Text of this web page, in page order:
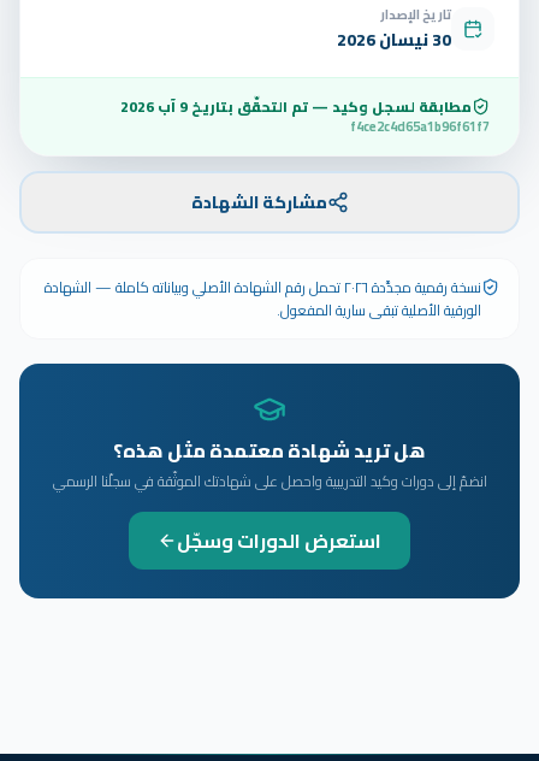
تاريخ الإصدار
30 نيسان 2026
مطابقة لسجل وكيد — تم التحقّق بتاريخ9 آب 2026
f4ce2c4d65a1b96f61f7
مشاركة الشهادة
نسخة رقمية مجدَّدة ٢٠٢٦ تحمل رقم الشهادة الأصلي وبياناته كاملة — الشهادة
الورقية الأصلية تبقى سارية المفعول.
هل تريد شهادة معتمدة مثل هذه؟
انضمّ إلى دورات وكيد التدريبية واحصل على شهادتك الموثّقة في سجلّنا الرسمي
استعرض الدورات وسجّل